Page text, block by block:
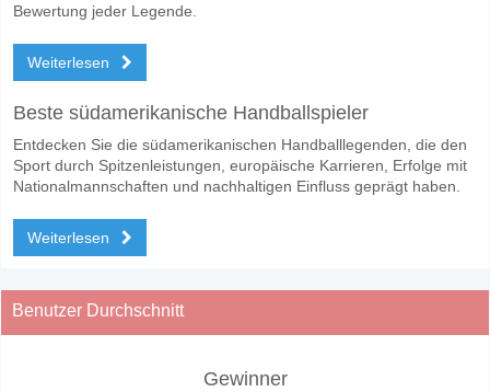
Bewertung jeder Legende.
Weiterlesen
Beste südamerikanische Handballspieler
Entdecken Sie die südamerikanischen Handballlegenden, die den
Sport durch Spitzenleistungen, europäische Karrieren, Erfolge mit
Nationalmannschaften und nachhaltigen Einfluss geprägt haben.
Weiterlesen
Benutzer Durchschnitt
Gewinner